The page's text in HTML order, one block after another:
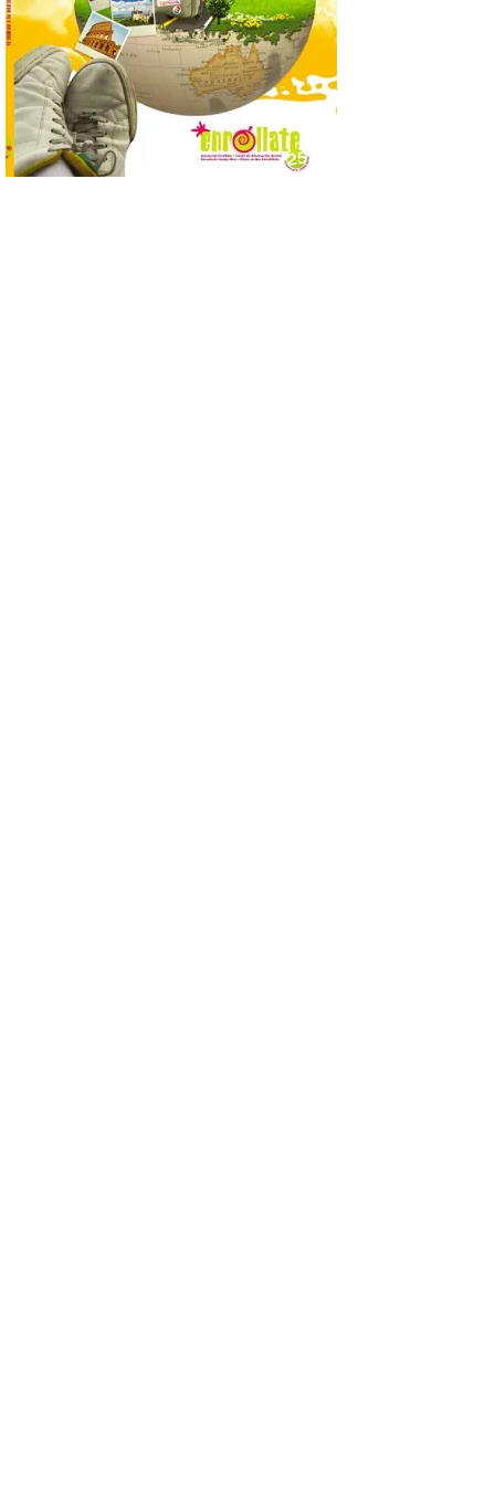
El Jamón de bellota 100 %
ibérico «Guillén» de
Guijuelo ha sido el
ganador al mejor jamón de
bellota ibérico
8 Ago 2026